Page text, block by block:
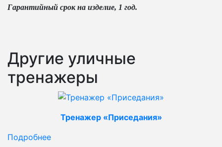
Гарантийный срок на изделие, 1 год.
Другие уличные
тренажеры
Тренажер «Приседания»
Подробнее